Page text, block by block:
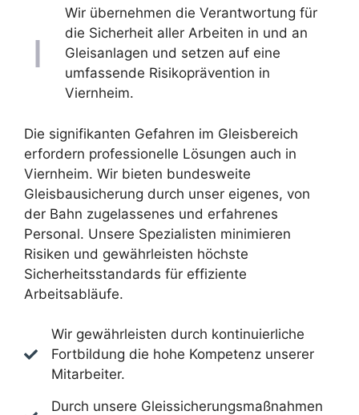
Wir übernehmen die Verantwortung für
die Sicherheit aller Arbeiten in und an
Gleisanlagen und setzen auf eine
umfassende Risikoprävention in
Viernheim.
Die signifikanten Gefahren im Gleisbereich
erfordern professionelle Lösungen auch in
Viernheim. Wir bieten bundesweite
Gleisbausicherung durch unser eigenes, von
der Bahn zugelassenes und erfahrenes
Personal. Unsere Spezialisten minimieren
Risiken und gewährleisten höchste
Sicherheitsstandards für effiziente
Arbeitsabläufe.
Wir gewährleisten durch kontinuierliche
Fortbildung die hohe Kompetenz unserer
Mitarbeiter.
Durch unsere Gleissicherungsmaßnahmen